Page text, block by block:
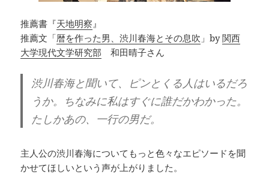
推薦書『天地明察 』
推薦文「暦を作った男、渋川春海とその息吹 」by関西
大学現代文学研究部 和田晴子さん
渋川春海と聞いて、ピンとくる人はいるだろ
うか。ちなみに私はすぐに誰だかわかった。
たしかあの、一行の男だ。
主人公の渋川春海についてもっと色々なエピソードを聞
かせてほしいという声が上がりました。